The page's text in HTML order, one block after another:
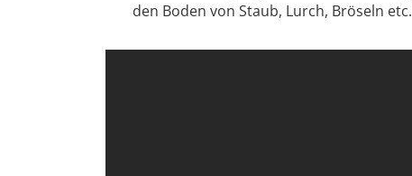
den Boden von Staub, Lurch, Bröseln etc.